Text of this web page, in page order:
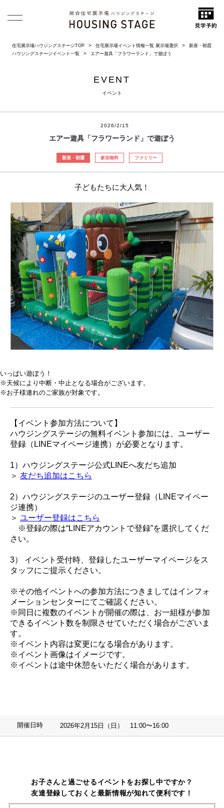
住宅展示場ハウジングステージTOP 住宅展示場イベント情報一覧 展示場選択
新座・朝霞
ハウジングステージイベント一覧
エアー遊具「フラワーランド」で遊ぼう
EVENT
イベント
2026/2/15
エアー遊具「フラワーランド」で遊ぼう
新座・朝霞 参加無料 ファミリー
子どもたちに大人気！
いっぱい遊ぼう！
※天候により中断・中止となる場合がございます。
※お子様連れのご家族が対象です。
【イベント参加方法について】
ハウジングステージの無料イベント参加には、ユーザー
登録（LINEマイページ連携）が必要となります。
1）ハウジングステージ公式LINEへ友だち追加
＞ 友だち追加はこちら
2）ハウジングステージのユーザー登録（LINEマイペー
ジ連携）
＞ ユーザー登録はこちら
※登録の際は“LINEアカウントで登録”を選択してくだ
さい。
3） イベント受付時、登録したユーザーマイページをス
タッフにご提示ください。
※その他イベントへの参加方法につきましてはインフォ
メーションセンターにてご確認ください。
※同日に複数のイベントが開催の際は、お一組様が参加
できるイベント数を制限させていただく場合がございま
す。
※イベント内容は変更になる場合があります。
※イベント画像はイメージです。
※イベントは途中休憩をいただく場合があります。
開催日時 2026年2月15日（日） 11:00〜16:00
お子さんと過ごせるイベントをお探し中ですか？
友達登録しておくと最新情報が知れて便利です！